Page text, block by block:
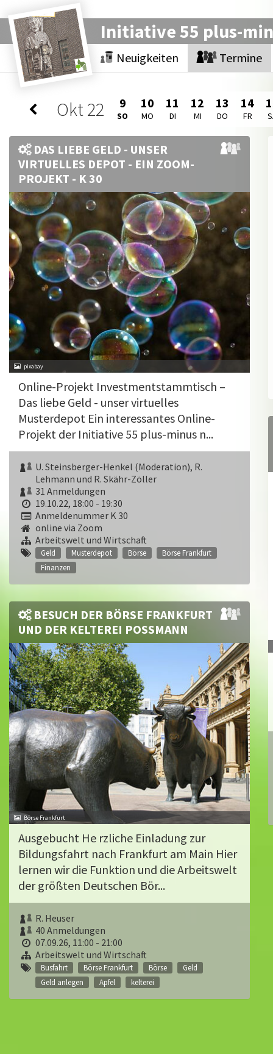
Initiative 55 plus-
Neuigkeiten Termine
Okt22 9
SO
10
MO
11
DI
12
MI
13
DO
14
FR
DAS LIEBE GELD - UNSER
VIRTUELLES DEPOT - EIN ZOOM-
PROJEKT - K 30
pixabay
Online-Projekt Investmentstammtisch –
Das liebe Geld - unser virtuelles
Musterdepot Ein interessantes Online-
Projekt der Initiative 55 plus-minus n...
U. Steinsberger-Henkel (Moderation), R.
Lehmann und R. Skähr-Zöller
31 Anmeldungen
19.10.22, 18:00 - 19:30
Anmeldenummer K 30
online via Zoom
Arbeitswelt und Wirtschaft
Geld Musterdepot Börse
Börse Frankfurt
Finanzen
BESUCH DER BÖRSE FRANKFURT
UND DER KELTEREI POSSMANN
Börse Frankfurt
Ausgebucht He rzliche Einladung zur
Bildungsfahrt nach Frankfurt am Main Hier
lernen wir die Funktion und die Arbeitswelt
der größten Deutschen Bör...
R. Heuser
40 Anmeldungen
07.09.26, 11:00 - 21:00
Arbeitswelt und Wirtschaft
Busfahrt Börse Frankfurt Börse
Geld
Geld anlegen
Apfel kelterei